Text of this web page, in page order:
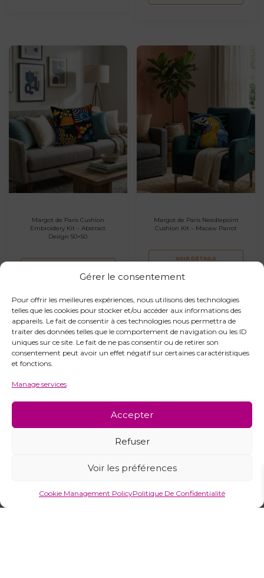
Gérer le consentement
Pour offrir les meilleures expériences, nous utilisons des technologies
telles que les cookies pour stocker et/ou accéder aux informations des
appareils. Le fait de consentir à ces technologies nous permettra de
traiter des données telles que le comportement de navigation ou les ID
uniques sur ce site. Le fait de ne pas consentir ou de retirer son
consentement peut avoir un effet négatif sur certaines caractéristiques
et fonctions.
Manage services
Accepter
Refuser
Voir les préférences
Cookie Management PolicyPolitique De Confidentialité
Margot de Paris Cushion
Embroidery Kit – Abstract
Design 50×50
Margot de Paris Needlepoint
Cushion Kit – Macaw Parrot
VOIR DÉTAILS
Margot de Paris Floral Cushion
Kit by Interstiss
Margot de Paris Needlepoint
Cushion Kit – Solar Floral